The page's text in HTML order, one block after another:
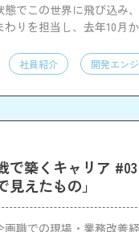
態でこの世界に飛び込み
わりを担当し、去年10月
ついて聞いてみた。
社員紹介 開発エン
で築くキャリア
見えたもの」
画職での現場・業務改善